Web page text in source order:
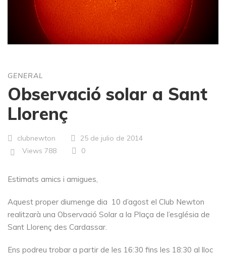
GENERAL
Observació solar a Sant
Llorenç
clubnewton
25 de julio de 2014
Views 788 0
Estimats amics i amigues,
Aquest proper diumenge dia 10 d’agost el Club Newton
realitzarà una Observació Solar a la Plaça de l’església de
Sant Llorenç des Cardassar.
Ens podreu trobar a partir de les 16:30 fins les 18:30 al lloc